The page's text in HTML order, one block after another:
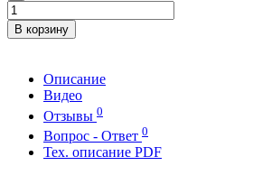
В корзину
Описание
Видео
Отзывы 0
Вопрос - Ответ 0
Тех. описание PDF